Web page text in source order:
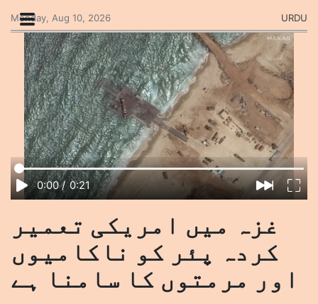
Monday, Aug 10, 2026 URDU
0:00 / 0:21
غزہ میں امریکی تعمیر
کردہ پئر کو ناکامیوں
اور مرمتوں کا سامنا ہے